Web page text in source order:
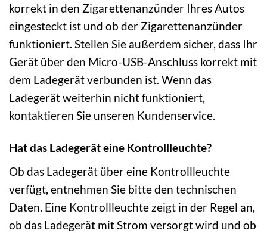
korrekt in den Zigarettenanzünder Ihres Autos
eingesteckt ist und ob der Zigarettenanzünder
funktioniert. Stellen Sie außerdem sicher, dass Ihr
Gerät über den Micro-USB-Anschluss korrekt mit
dem Ladegerät verbunden ist. Wenn das
Ladegerät weiterhin nicht funktioniert,
kontaktieren Sie unseren Kundenservice.
Hat das Ladegerät eine Kontrollleuchte?
Ob das Ladegerät über eine Kontrollleuchte
verfügt, entnehmen Sie bitte den technischen
Daten. Eine Kontrollleuchte zeigt in der Regel an,
ob das Ladegerät mit Strom versorgt wird und ob